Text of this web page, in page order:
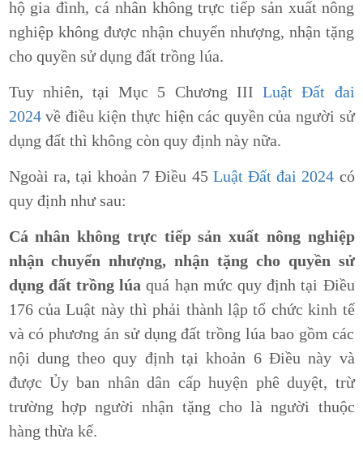
hộ gia đình, cá nhân không trực tiếp sản xuất nông
nghiệp không được nhận chuyển nhượng, nhận tặng
cho quyền sử dụng đất trồng lúa.
Tuy nhiên, tại Mục 5 Chương IIILuật Đất đai
2024về điều kiện thực hiện các quyền của người sử
dụng đất thì không còn quy định này nữa.
Ngoài ra, tại khoản 7 Điều 45 Luật Đất đai 2024 có
quy định như sau:
Cá nhân không trực tiếp sản xuất nông nghiệp
nhận chuyển nhượng, nhận tặng cho quyền sử
dụng đất trồng lúa quá hạn mức quy định tại Điều
176 của Luật này thì phải thành lập tổ chức kinh tế
và có phương án sử dụng đất trồng lúa bao gồm các
nội dung theo quy định tại khoản 6 Điều này và
được Ủy ban nhân dân cấp huyện phê duyệt, trừ
trường hợp người nhận tặng cho là người thuộc
hàng thừa kế.